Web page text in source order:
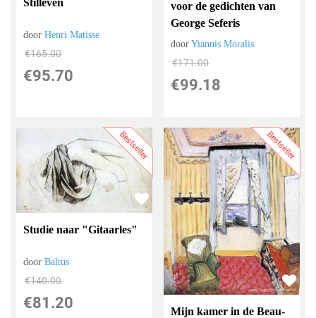
doorHenri Matisse
€165.00
€95.70
voor de gedichten van
George Seferis
doorYiannis Moralis
€171.00
€99.18
Bestseller
Studie naar "Gitaarles"
doorBaltus
€140.00
€81.20
Bestseller
Mijn kamer in de Beau-